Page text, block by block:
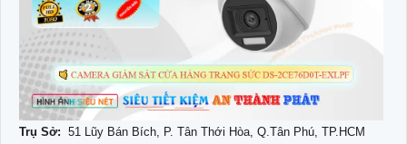
Trụ Sở: 51 Lũy Bán Bích, P. Tân Thới Hòa, Q.Tân Phú, TP.HCM